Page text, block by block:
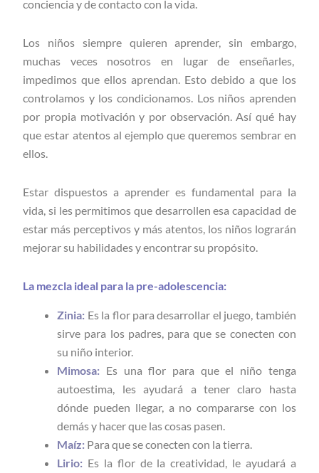
conciencia y de contacto con la vida.
Los niños siempre quieren aprender, sin embargo,
muchas veces nosotros en lugar de enseñarles,
impedimos que ellos aprendan. Esto debido a que los
controlamos y los condicionamos. Los niños aprenden
por propia motivación y por observación. Así qué hay
que estar atentos al ejemplo que queremos sembrar en
ellos.
Estar dispuestos a aprender es fundamental para la
vida, si les permitimos que desarrollen esa capacidad de
estar más perceptivos y más atentos, los niños lograrán
mejorar su habilidades y encontrar su propósito.
La mezcla ideal para la pre-adolescencia:
Zinia: Es la flor para desarrollar el juego, también
sirve para los padres, para que se conecten con
su niño interior.
Mimosa: Es una flor para que el niño tenga
autoestima, les ayudará a tener claro hasta
dónde pueden llegar, a no compararse con los
demás y hacer que las cosas pasen.
Maíz: Para que se conecten con la tierra.
Lirio: Es la flor de la creatividad, le ayudará a